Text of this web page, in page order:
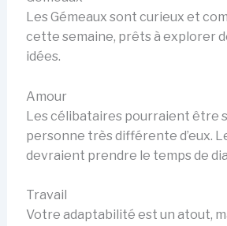
Les Gémeaux sont curieux et
cette semaine, prêts à explorer
idées.
Amour
Les célibataires pourraient être
personne très différente d’eux.
devraient prendre le temps de
Travail
Votre adaptabilité est un atout,